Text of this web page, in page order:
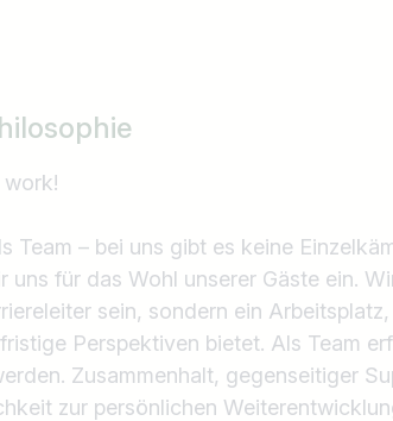
Team – bei uns gibt es keine
für das Wohl unserer Gäste ein.
sein, sondern ein
Perspektiven bietet. Als Team
Zusammenhalt, gegenseitiger
zur persönlichen